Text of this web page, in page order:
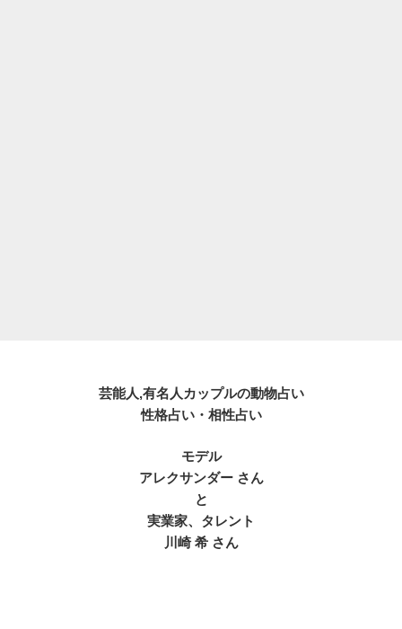
芸能人,有名人カップルの動物占い
性格占い・相性占い
モデル
アレクサンダー さん
と
実業家、タレント
川崎 希 さん